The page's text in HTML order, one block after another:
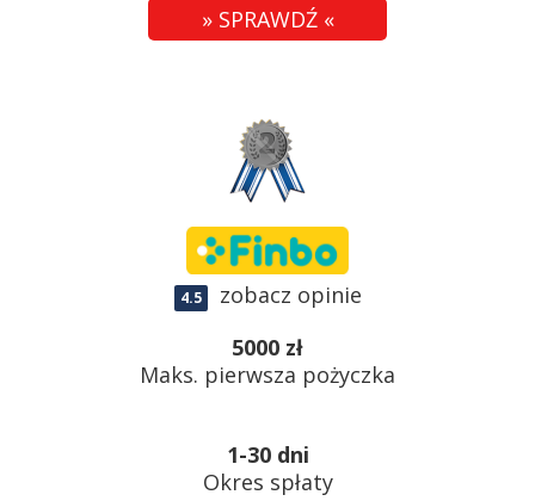
» SPRAWDŹ «
4.5
zobacz opinie
5000 zł
Maks. pierwsza pożyczka
1-30 dni
Okres spłaty